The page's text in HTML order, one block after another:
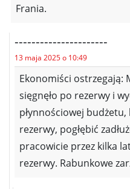
Frania.
----------------------
13 maja 2025 o 10:49
Ekonomiści ostrzegają:
sięgnęło po rezerwy i
płynnościowej
rezerwy, pogłębić
pracowicie przez kilka
rezerwy. Rabunkowe